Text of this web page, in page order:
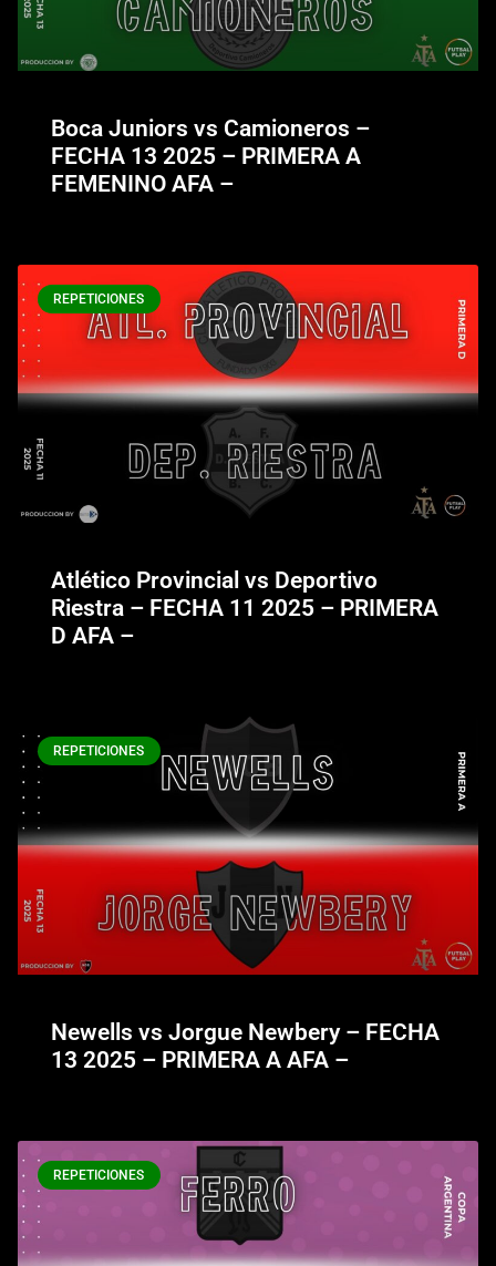
Boca Juniors vs Camioneros –
FECHA 13 2025 – PRIMERA A
FEMENINO AFA –
REPETICIONES
Atlético Provincial vs Deportivo
Riestra – FECHA 11 2025 – PRIMERA
D AFA –
REPETICIONES
Newells vs Jorgue Newbery – FECHA
13 2025 – PRIMERA A AFA –
REPETICIONES